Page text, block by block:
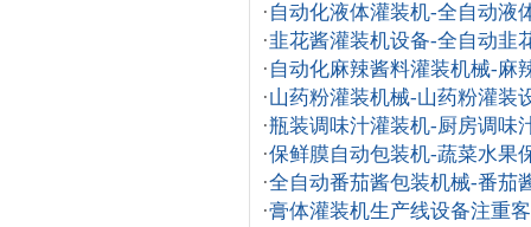
· 自动化液体灌装机-全自动液
·韭花酱灌装机设备-全自动韭
· 自动化麻辣酱料灌装机械-麻
·山药粉灌装机械-山药粉灌装
·瓶装调味汁灌装机-厨房调味
·保鲜膜自动包装机-蔬菜水果
·全自动番茄酱包装机械-番茄
·膏体灌装机生产线设备注重